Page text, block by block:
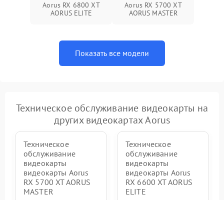
Aorus RX 6800 XT
AORUS ELITE
Aorus RX 5700 XT
AORUS MASTER
Показать все модели
Техническое обслуживание видеокарты на
других видеокартах Aorus
Техническое
обслуживание
видеокарты
видеокарты Aorus
RX 5700 XT AORUS
MASTER
Техническое
обслуживание
видеокарты
видеокарты Aorus
RX 6600 XT AORUS
ELITE